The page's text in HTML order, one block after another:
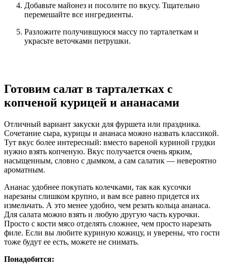
Добавьте майонез и посолите по вкусу. Тщательно
перемешайте все ингредиенты.
Разложите получившуюся массу по тарталеткам и
украсьте веточками петрушки.
Готовим салат в тарталетках с
копченой курицей и ананасами
Отличный вариант закуски для фуршета или праздника.
Сочетание сыра, курицы и ананаса можно назвать классикой.
Тут вкус более интересный: вместо вареной куриной грудки
нужно взять копченую. Вкус получается очень ярким,
насыщенным, словно с дымком, а сам салатик — невероятно
ароматным.
Ананас удобнее покупать колечками, так как кусочки
нарезаны слишком крупно, и вам все равно придется их
измельчать. А это менее удобно, чем резать кольца ананаса.
Для салата можно взять и любую другую часть курочки.
Просто с кости мясо отделять сложнее, чем просто нарезать
филе. Если вы любите куриную кожицу, и уверены, что гости
тоже будут ее есть, можете не снимать.
Понадобится: